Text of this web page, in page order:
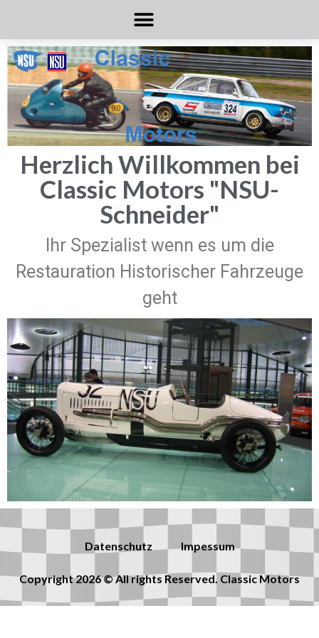
Herzlich Willkommen bei
Classic Motors "NSU-
Schneider"
Ihr Spezialist wenn es um die
Restauration Historischer Fahrzeuge
geht
Datenschutz Impessum
Copyright 2026 © All rights Reserved. Classic Motors